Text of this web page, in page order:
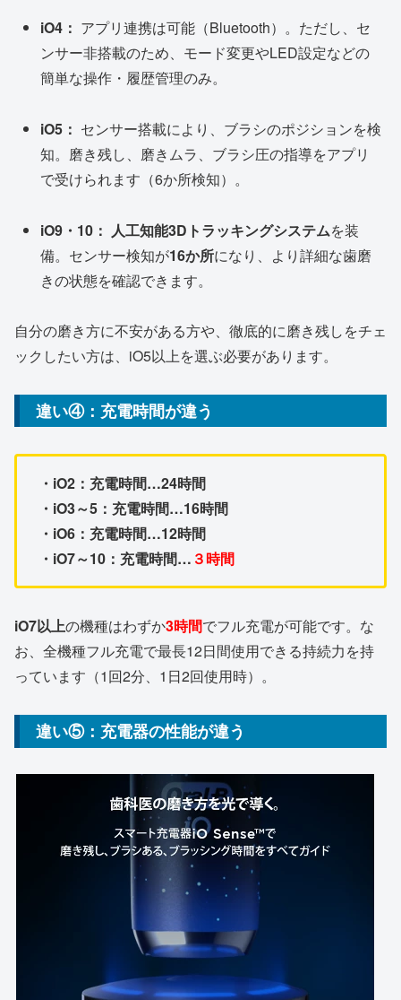
iO4： アプリ連携は可能（Bluetooth）。ただし、セ
ンサー非搭載のため、モード変更やLED設定などの
簡単な操作・履歴管理のみ。
iO5： センサー搭載により、ブラシのポジションを検
知。磨き残し、磨きムラ、ブラシ圧の指導をアプリ
で受けられます（6か所検知）。
iO9・10： 人工知能3Dトラッキングシステムを装
備。センサー検知が16か所になり、より詳細な歯磨
きの状態を確認できます。
自分の磨き方に不安がある方や、徹底的に磨き残しをチェ
ックしたい方は、iO5以上を選ぶ必要があります。
違い④： 充電時間が違う
・iO2：充電時間…24時間
・iO3～5：充電時間…16時間
・iO6 ：充電時間…12時間
・iO7～10：充電時間… ３時間
iO7以上の機種はわずか3時間でフル充電が可能です。な
お、全機種フル充電で最長12日間使用できる持続力を持
っています（1回2分、1日2回使用時）。
違い⑤： 充電器の性能が違う